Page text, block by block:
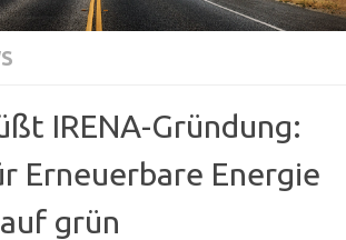
IRENA-Gründung:
Erneuerbare Energie
grün